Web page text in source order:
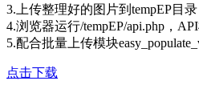
3.上传整理好的图片到tempEP目
4.浏览器运行/tempEP/api.php，
5.配合批量上传模块
点击下载